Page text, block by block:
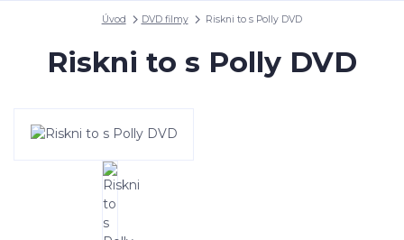
Úvod DVD filmy Riskni to s Polly DVD
Riskni to s Polly DVD